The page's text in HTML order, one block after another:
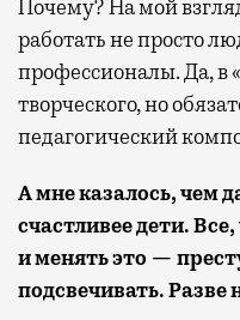
Почему? На мой
работать не просто
профессионалы. Да, в
творческого, но
педагогический
А мне казалось, чем
счастливее дети.
и менять это —
подсвечивать. Разве